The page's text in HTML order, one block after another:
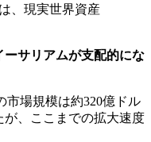
、現実世界資産
ーサリアムが支配的にな
市場規模は約320億ドル
が、ここまでの拡大速度